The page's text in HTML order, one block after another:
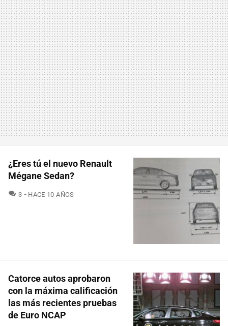
¿Eres tú el nuevo Renault
Mégane Sedan?
3 COMENTARIOS
HACE 10 AÑOS
Catorce autos aprobaron
con la máxima calificación
las más recientes pruebas
de Euro NCAP